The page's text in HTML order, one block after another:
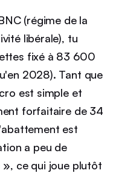
(régime de la
libérale), tu
fixé à 83 600
2028). Tant que
est simple et
forfaitaire de 34
est
a peu de
ce qui joue plutôt